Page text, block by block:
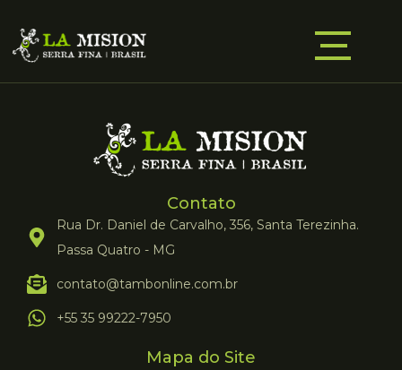
Contato
Rua Dr. Daniel de Carvalho, 356, Santa Terezinha.
Passa Quatro - MG
contato@tambonline.com.br
+55 35 99222-7950
Mapa do Site